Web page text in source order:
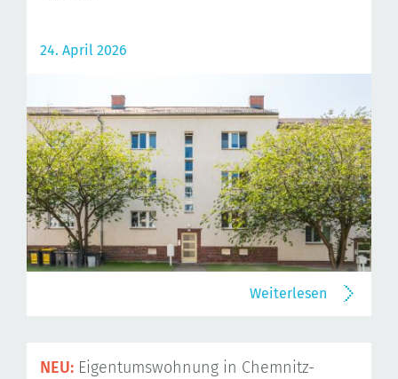
24. April 2026
Weiterlesen
NEU: Eigentumswohnung in Chemnitz-